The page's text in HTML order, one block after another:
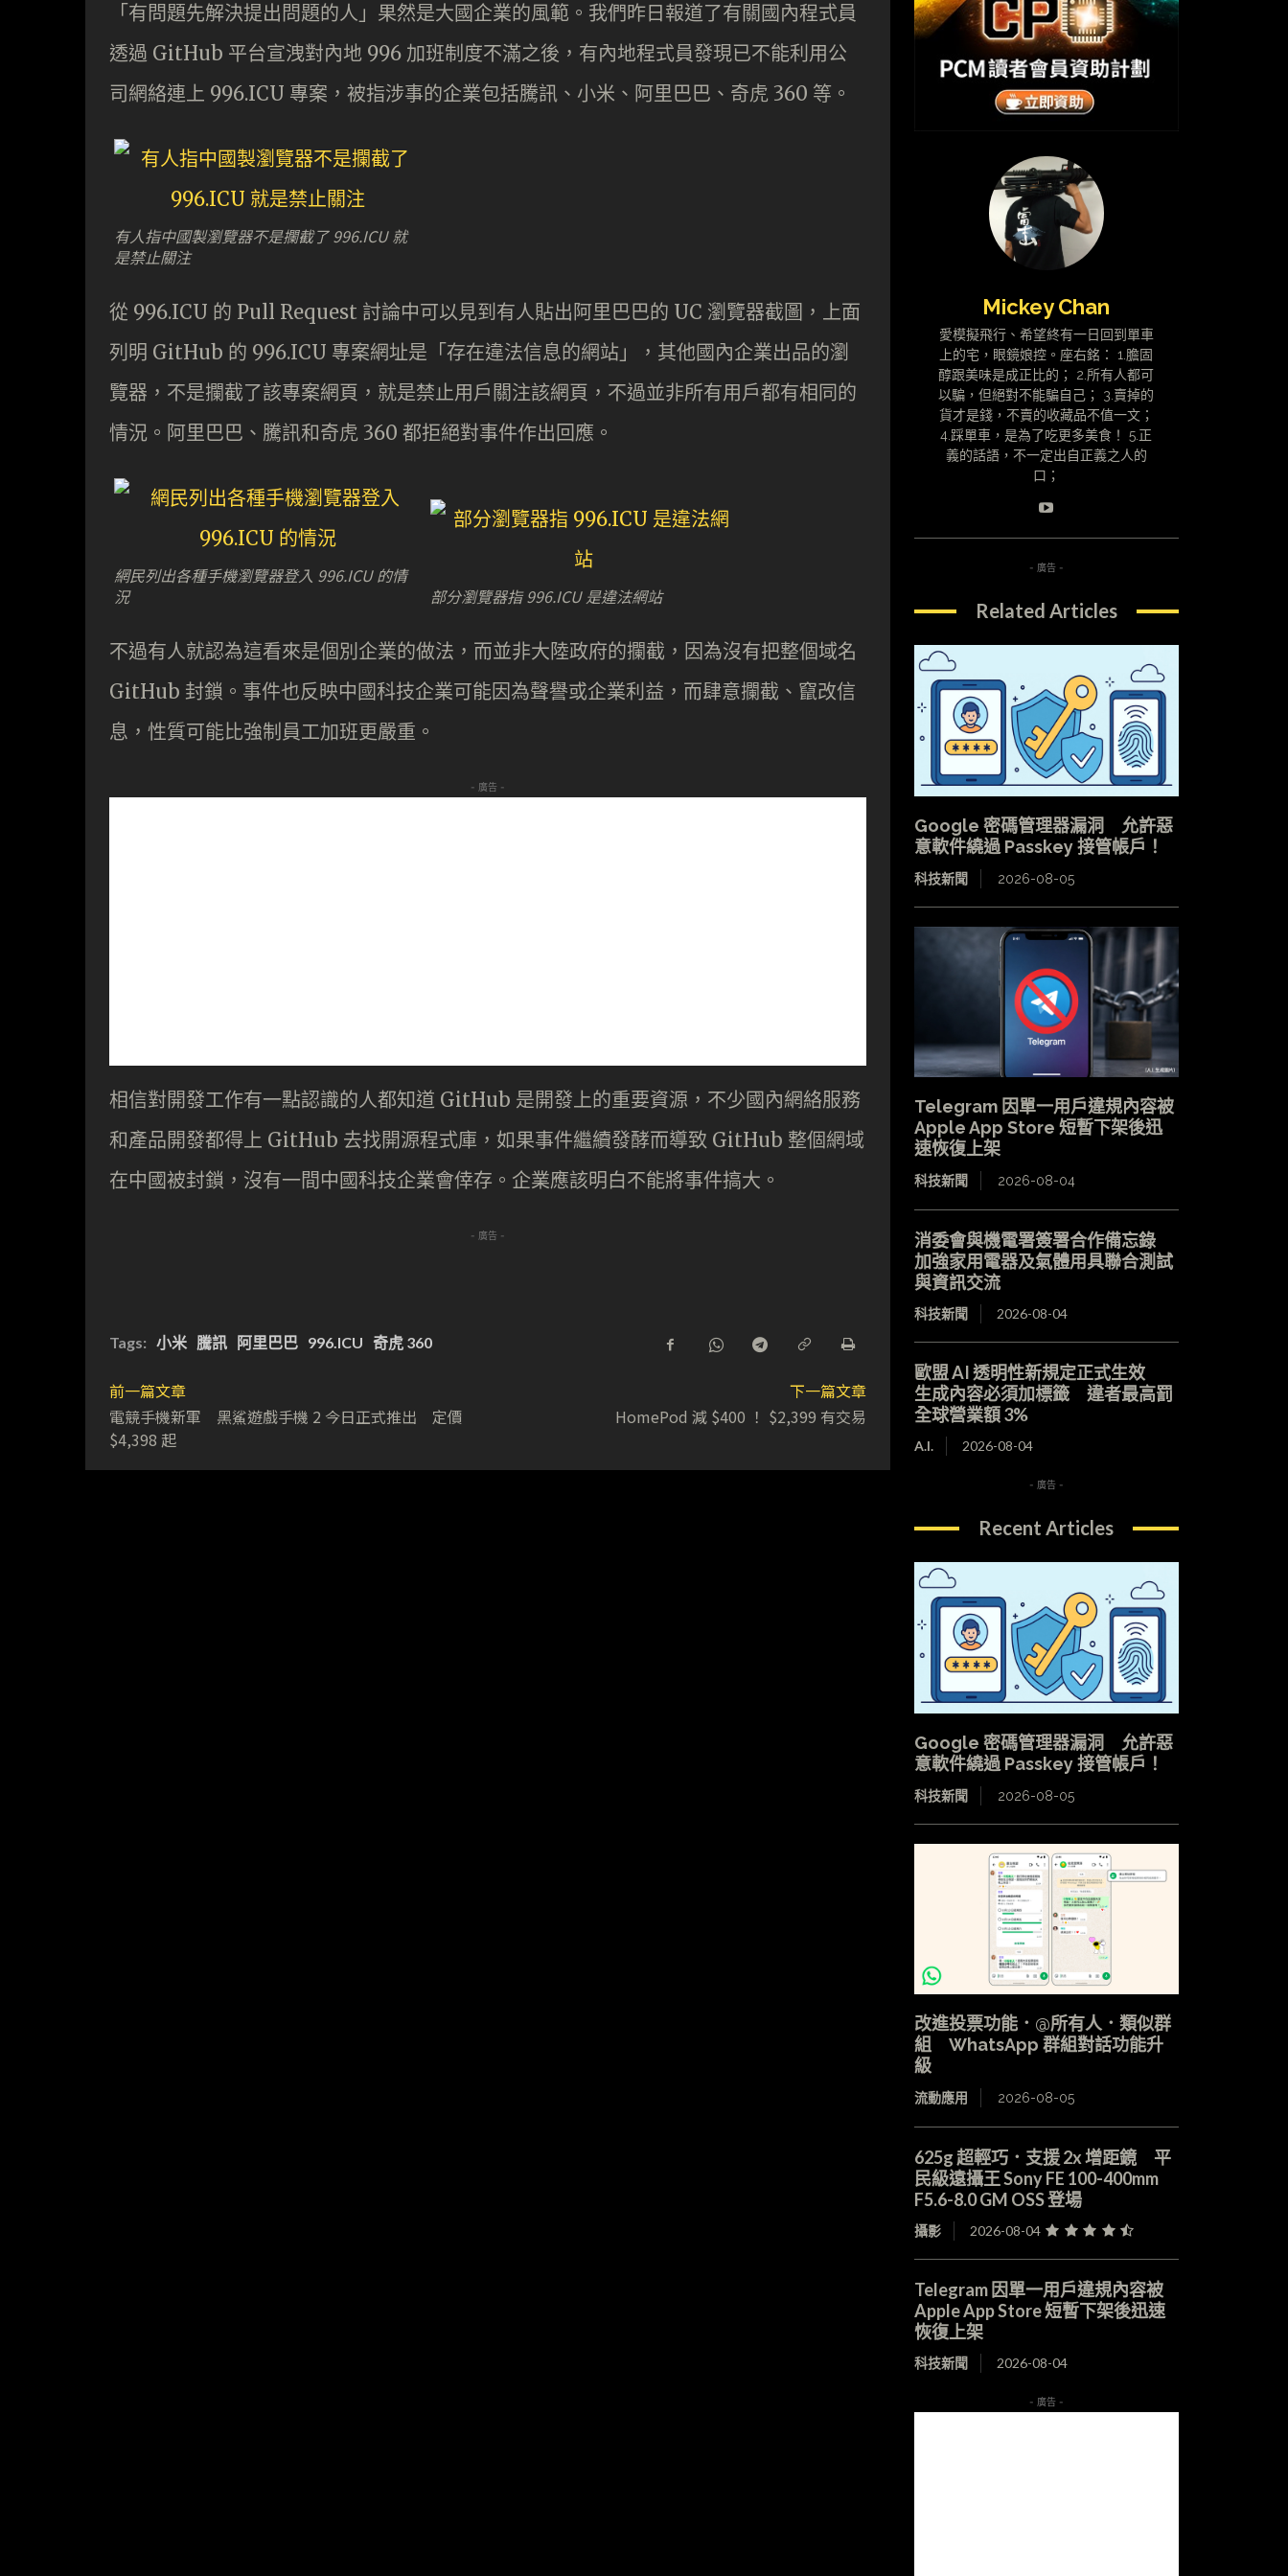
「有問題先解決提出問題的人」果然是大國企業的風範。我們昨日報道了有關國內程式員
透過 GitHub 平台宣洩對內地 996 加班制度不滿之後，有內地程式員發現已不能利用公
司網絡連上 996.ICU 專案，被指涉事的企業包括騰訊、小米、阿里巴巴、奇虎 360 等。
有人指中國製瀏覽器不是攔截了 996.ICU 就
是禁止關注
從 996.ICU 的 Pull Request 討論中可以見到有人貼出阿里巴巴的 UC 瀏覽器截圖，上面
列明 GitHub 的 996.ICU 專案網址是「存在違法信息的網站」，其他國內企業出品的瀏
覽器，不是攔截了該專案網頁，就是禁止用戶關注該網頁，不過並非所有用戶都有相同的
情況。阿里巴巴、騰訊和奇虎 360 都拒絕對事件作出回應。
網民列出各種手機瀏覽器登入 996.ICU 的情
況
部分瀏覽器指 996.ICU 是違法網站
不過有人就認為這看來是個別企業的做法，而並非大陸政府的攔截，因為沒有把整個域名
GitHub 封鎖。事件也反映中國科技企業可能因為聲譽或企業利益，而肆意攔截、竄改信
息，性質可能比強制員工加班更嚴重。
- 廣告 -
相信對開發工作有一點認識的人都知道 GitHub 是開發上的重要資源，不少國內網絡服務
和產品開發都得上 GitHub 去找開源程式庫，如果事件繼續發酵而導致 GitHub 整個網域
在中國被封鎖，沒有一間中國科技企業會倖存。企業應該明白不能將事件搞大。
- 廣告 -
Tags: 小米 騰訊 阿里巴巴 996.ICU 奇虎 360
前一篇文章
電競手機新軍 黑鯊遊戲手機 2 今日正式推出 定價
$4,398 起
下一篇文章
HomePod 減 $400 ！ $2,399 有交易
Mickey Chan
愛模擬飛行、希望終有一日回到單車
上的宅，眼鏡娘控。座右銘： 1.膽固
醇跟美味是成正比的； 2.所有人都可
以騙，但絕對不能騙自己； 3.賣掉的
貨才是錢，不賣的收藏品不值一文；
4.踩單車，是為了吃更多美食！ 5.正
義的話語，不一定出自正義之人的
口；
- 廣告 -
Related Articles
Google 密碼管理器漏洞 允許惡
意軟件繞過 Passkey 接管帳戶！
科技新聞 2026-08-05
Telegram 因單一用戶違規內容被
Apple App Store 短暫下架後迅
速恢復上架
科技新聞 2026-08-04
消委會與機電署簽署合作備忘錄
加強家用電器及氣體用具聯合測試
與資訊交流
科技新聞 2026-08-04
歐盟 AI 透明性新規定正式生效
生成內容必須加標籤 違者最高罰
全球營業額 3%
A.I. 2026-08-04
- 廣告 -
Recent Articles
Google 密碼管理器漏洞 允許惡
意軟件繞過 Passkey 接管帳戶！
科技新聞 2026-08-05
改進投票功能．@所有人．類似群
組 WhatsApp 群組對話功能升
級
流動應用 2026-08-05
625g 超輕巧．支援 2x 增距鏡 平
民級遠攝王 Sony FE 100-400mm
F5.6-8.0 GM OSS 登場
攝影 2026-08-04
Telegram 因單一用戶違規內容被
Apple App Store 短暫下架後迅速
恢復上架
科技新聞 2026-08-04
- 廣告 -